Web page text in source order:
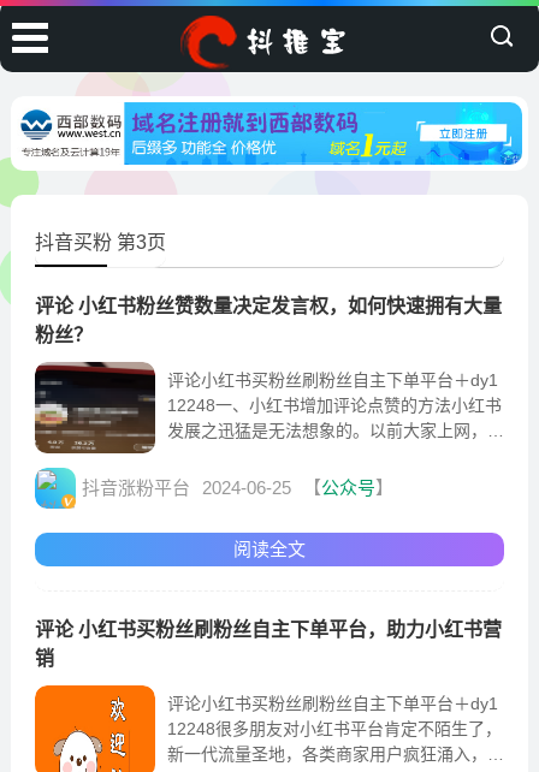
抖音买粉 第3页
评论 小红书粉丝赞数量决定发言权，如何快速拥有大量
粉丝？
评论小红书买粉丝刷粉丝自主下单平台＋dy1
12248一、小红书增加评论点赞的方法小红书
发展之迅猛是无法想象的。以前大家上网，首
小红书，看视
抖音涨粉平台 2024-06-25 【公众号】
阅读全文
评论 小红书买粉丝刷粉丝自主下单平台，助力小红书营
销
评论小红书买粉丝刷粉丝自主下单平台＋dy1
12248很多朋友对小红书平台肯定不陌生了，
新一代流量圣地，各类商家用户疯狂涌入，都